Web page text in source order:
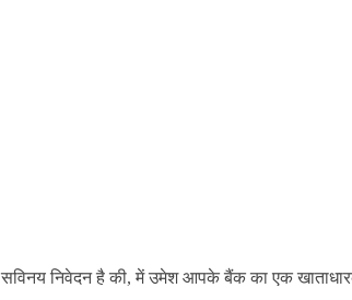
सविनय निवेदन है की, में उमेश आपके बैंक का एक